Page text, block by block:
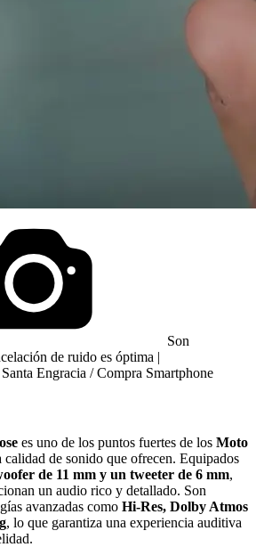
Son
de ruido es óptima |
Engracia / Compra Smartphone
es uno de los puntos fuertes de los Moto
calidad de sonido que ofrecen. Equipados
de 11 mm y un tweeter de 6 mm,
un audio rico y detallado. Son
avanzadas como Hi-Res, Dolby Atmos
, lo que garantiza una experiencia auditiva